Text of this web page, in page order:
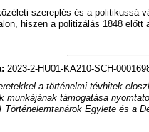
szereplés és a politikussá
hiszen a politizálás 1848 előtt
2023-2-HU01-KA210-SCH-
a történelmi tévhitek
munkájának támogatása
Történelemtanárok Egylete és a